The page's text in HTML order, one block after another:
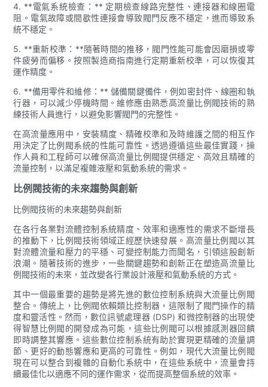
4. **電氣系統檢查：** 定期檢查線路完整性、連接器和線圈電
阻。電氣故障或間歇性連接會導致閥門反應不穩定，進而導致系
統不穩定。
5. **重新校準：**隨著時間的推移，閥門性能可能會因磨損或零
件疲勞而偏移。按照製造商指南進行定期重新校準，可以恢復其
運作精度。
6. **備用零件和維修：** 儲備關鍵備件，例如密封件、線圈和執
行器，可以減少停機時間。維修應由熟悉高流量比例閥技術的熟
練技術人員進行，以避免影響閥門的完整性。
在高流量應用中，安裝精度、精確校準和及時維護之間的相互作
用決定了比例閥系統的性能可靠性。透過遵循這些最佳實踐，操
作人員和工程師可以確保高流量比例閥提供穩定、高效且精確的
流量控制，以滿足複雜液壓和氣動系統的需求。
比例閥技術的未來趨勢與創新
比例閥技術的未來趨勢與創新
在各行各業對流體控制系統精度、效率和適應性的需求不斷增長
的推動下，比例閥技術領域正經歷快速發展。高流量比例閥以其
對流體流量和壓力的平穩、可變控制能力而聞名，引領這股創新
浪潮。隨著技術的進步，一些關鍵趨勢和創新正在塑造高流量比
例閥技術的未來，並改變各行業設計液壓和氣動系統的方式。
其中一個最重要的趨勢是將先進的數位控制系統與大流量比例閥
整合。傳統上，比例閥依賴類比控制器，這限制了閥門操作的精
度和靈活性。然而，數位訊號處理器 (DSP) 和微控制器的出現使
得智慧比例閥的開發成為可能，這些比例閥可以根據感測器回饋
即時調整其響應。這些數位控制系統有助於實現更精確的流量調
節、更好的動態響應和更高的可靠性。例如，現代大流量比例閥
現在可以整合到複雜的自動化系統中，在這些系統中，流量會持
續最佳化以適應不同的運作需求，從而提高整個系統的效率。